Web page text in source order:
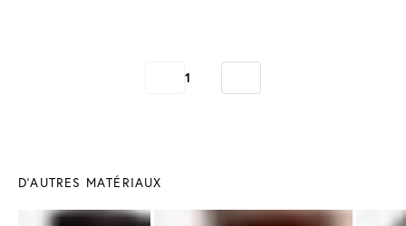
1
D'AUTRES MATÉRIAUX